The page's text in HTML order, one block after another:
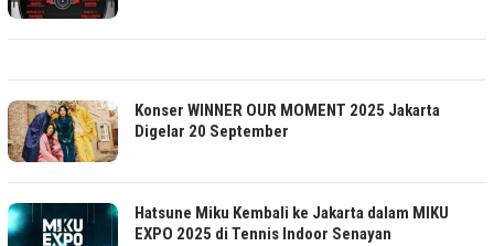
Konser WINNER OUR MOMENT 2025 Jakarta
Digelar 20 September
Hatsune Miku Kembali ke Jakarta dalam MIKU
EXPO 2025 di Tennis Indoor Senayan